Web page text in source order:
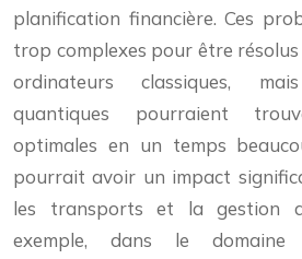
planification financière. Ces
trop complexes pour être
ordinateurs classiques,
quantiques pourraient
optimales en un temps
pourrait avoir un impact
les transports et la gestion
exemple, dans le